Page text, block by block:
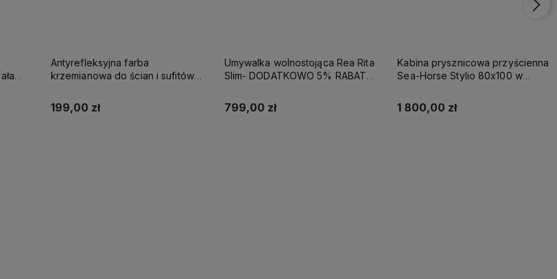
Antyrefleksyjna farba
krzemianowa do ścian i sufitów
BAZA A MAT
199,00 zł
Umywalka wolnostojąca Rea Rita
Slim- DODATKOWO 5% RABATU
799,00 zł
Kabina prysznicowa przyścienna
Sea-Horse Stylio 80x100 w
przezroczyste
1 800,00 zł